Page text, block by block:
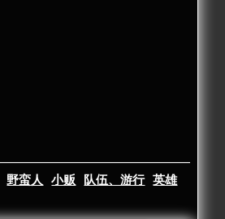
野蛮人 小贩 队伍、游行
英雄